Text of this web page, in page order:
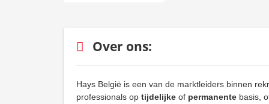
Over ons:
Hays België is een van de marktleiders binnen
professionals op tijdelijke of permanente basis,